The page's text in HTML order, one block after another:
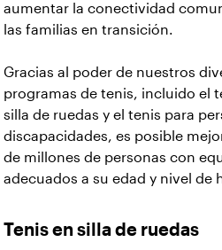
aumentar la conectividad
las familias en transición.
Gracias al poder de nuestros
programas de tenis, incluido el
silla de ruedas y el tenis para
discapacidades, es posible
de millones de personas con
adecuados a su edad y nivel de
Tenis en silla de ruedas